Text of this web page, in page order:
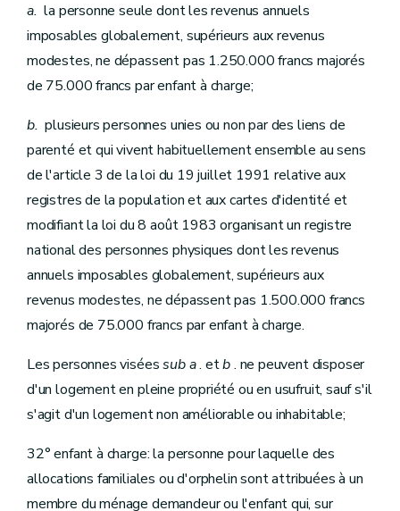
a. la personne seule dont les revenus annuels
imposables globalement, supérieurs aux revenus
modestes, ne dépassent pas 1.250.000 francs majorés
de 75.000 francs par enfant à charge;
b. plusieurs personnes unies ou non par des liens de
parenté et qui vivent habituellement ensemble au sens
de l'article 3 de la loi du 19 juillet 1991 relative aux
registres de la population et aux cartes d'identité et
modifiant la loi du 8 août 1983 organisant un registre
national des personnes physiques dont les revenus
annuels imposables globalement, supérieurs aux
revenus modestes, ne dépassent pas 1.500.000 francs
majorés de 75.000 francs par enfant à charge.
Les personnes viséessuba. etb. ne peuvent disposer
d'un logement en pleine propriété ou en usufruit, sauf s'il
s'agit d'un logement non améliorable ou inhabitable;
32° enfant à charge: la personne pour laquelle des
allocations familiales ou d'orphelin sont attribuées à un
membre du ménage demandeur ou l'enfant qui, sur